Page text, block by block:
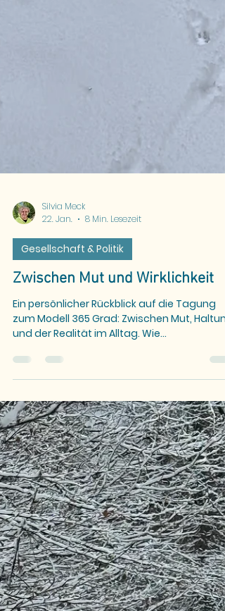
Silvia Meck
22. Jan.
8 Min. Lesezeit
Gesellschaft & Politik
Ein persönlicher Rückblick auf die Tagung
zum Modell 365 Grad: Zwischen Mut,
und der Realität im Alltag. Wie
Selbstbestimmung, Verantwortung und
Beteiligung praktisch erlebbar werden,
welche Spannungen entstehen und wie
Veränderung Schritt für Schritt gelingt – ein
Einblick aus meiner Perspektive als
Genesungsbegleiterin EX-IN.